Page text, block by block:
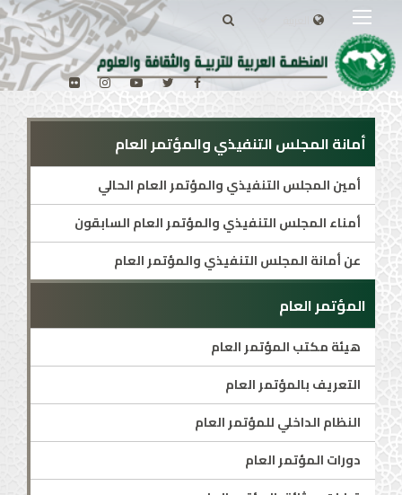
أمانة المجلس التنفيذي والمؤتمر العام
أمين المجلس التنفيذي والمؤتمر العام الحالي
أمناء المجلس التنفيذي والمؤتمر العام السابقون
عن أمانة المجلس التنفيذي والمؤتمر العام
المؤتمر العام
هيئة مكتب المؤتمر العام
التعريف بالمؤتمر العام
النظام الداخلي للمؤتمر العام
دورات المؤتمر العام